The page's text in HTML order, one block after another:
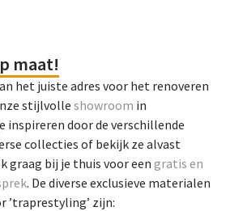
maat!
het juiste adres voor het renoveren
stijlvolleshowroom in
inspireren door de verschillende
collecties of bekijk ze alvast
graag bij je thuis voor eengratis en
. De diverse exclusieve materialen
’traprestyling’ zijn: